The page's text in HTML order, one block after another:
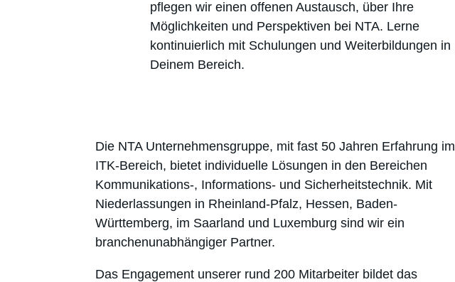
pflegen wir einen offenen Austausch, über Ihre
Möglichkeiten und Perspektiven bei NTA. Lerne
kontinuierlich mit Schulungen und Weiterbildungen in
Deinem Bereich.
Die NTA Unternehmensgruppe, mit fast 50 Jahren Erfahrung im
ITK-Bereich, bietet individuelle Lösungen in den Bereichen
Kommunikations-, Informations- und Sicherheitstechnik. Mit
Niederlassungen in Rheinland-Pfalz, Hessen, Baden-
Württemberg, im Saarland und Luxemburg sind wir ein
branchenunabhängiger Partner.
Das Engagement unserer rund 200 Mitarbeiter bildet das